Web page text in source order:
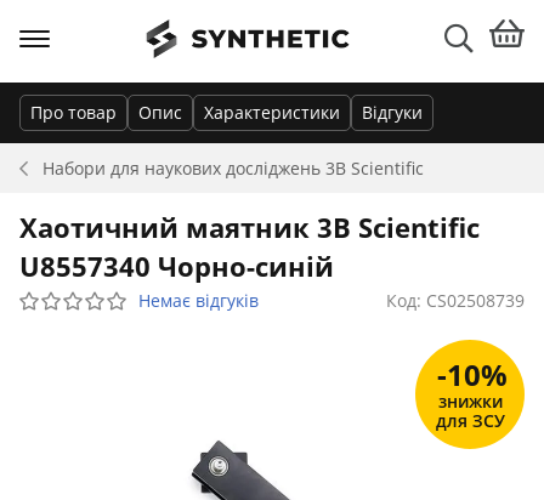
Набори для наукових досліджень 3B Scientific
Про товар Опис Характеристики Відгуки
Хаотичний маятник 3B Scientific
U8557340 Чорно-синій
Немає відгуків Код: CS02508739
-10%
знижки
для ЗСУ